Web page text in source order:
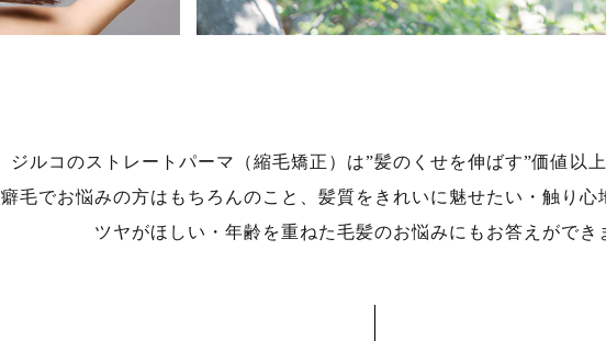
ジルコのストレートパーマ（縮毛矯正）は”髪のくせを伸ばす”価値以
癖毛でお悩みの方はもちろんのこと、髪質をきれいに魅せたい・触り心
ツヤがほしい・年齢を重ねた毛髪のお悩みにもお答えができ